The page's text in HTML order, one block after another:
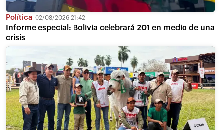
Política 02/08/2026 21:42
Informe especial: Bolivia celebrará 201 en medio de una
crisis